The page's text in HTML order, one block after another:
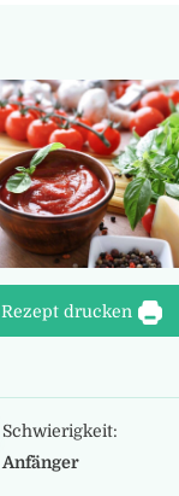
Rezept drucken
Schwierigkeit:
Anfänger